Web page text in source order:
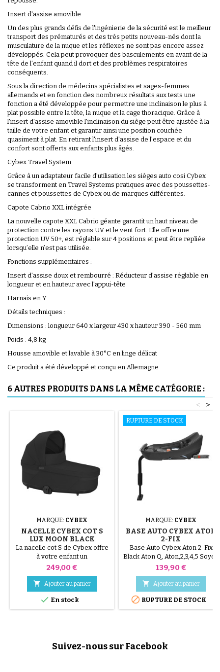
Insert d'assise amovible
Un des plus grands défis de l'ingénierie de la sécurité est le meilleur
transport des prématurés et des très petits nouveau-nés dont la
musculature de la nuque et les réflexes ne sont pas encore assez
développés. Cela peut provoquer des basculements en avant de la
tête de l'enfant quand il dort et des problèmes respiratoires
conséquents.
Sous la direction de médecins spécialistes et sages-femmes
allemands et en fonction des nombreux résultats aux tests une
fonction a été développée pour permettre une inclinaison le plus à
plat possible entre la tête, la nuque et la cage thoracique. Grâce à
l'insert d'assise amovible l'inclinaison du siège peut être ajustée à la
taille de votre enfant et garantir ainsi une position couchée
quasiment à plat. En retirant l'insert d'assise de l'espace et du
confort sont offerts aux enfants plus âgés.
Cybex Travel System
Grâce à un adaptateur facile d'utilisation les sièges auto cosi Cybex
se transforment en Travel Systems pratiques avec des poussettes-
cannes et poussettes de Cybex ou de marques différentes.
Capote Cabrio XXL intégrée
La nouvelle capote XXL Cabrio géante garantit un haut niveau de
protection contre les rayons UV et le vent fort. Elle offre une
protection UV 50+, est réglable sur 4 positions et peut être repliée
lorsqu’elle n’est pas utilisée.
Fonctions supplémentaires :
Insert d'assise doux et rembourré : Réducteur d'assise réglable en
longueur et en hauteur avec l'appui-tête
Harnais en Y
Détails techniques :
Dimensions : longueur 640 x largeur 430 x hauteur 390 - 560 mm
Poids : 4,8 kg
Housse amovible et lavable à 30°C en linge délicat
Ce produit a été développé et conçu en Allemagne
6 AUTRES PRODUITS DANS LA MÊME CATÉGORIE :
>
<
MARQUE: CYBEX
NACELLE CYBEX COT S
LUX MOON BLACK
La nacelle cot S de Cybex offre
à votre enfant un
environnement doux et
jusqu'à ses 6 mois environ (9
kilos). Vous apprécierez son
intérieur spacieux, ses tissus
de qualité et son matelas
l'abri de l'agitation de la ville
Prix
249,00 €
 Ajouter au panier
 En stock
RUPTURE DE STOCK
MARQUE: CYBEX
BASE AUTO CYBEX ATON
2-FIX
Base Auto Cybex Aton 2-Fix
Black Aton Q, Aton,2,3,4,5 Soyez
assurés d'une sécurité
Isofix pour siège auto coque
Aton.
Prix
139,90 €
 Ajouter au panier
 RUPTURE DE STOCK
Suivez-nous sur Facebook